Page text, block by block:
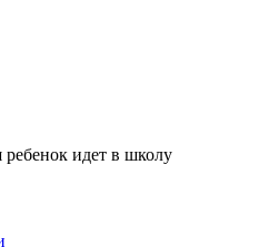
идет в школу